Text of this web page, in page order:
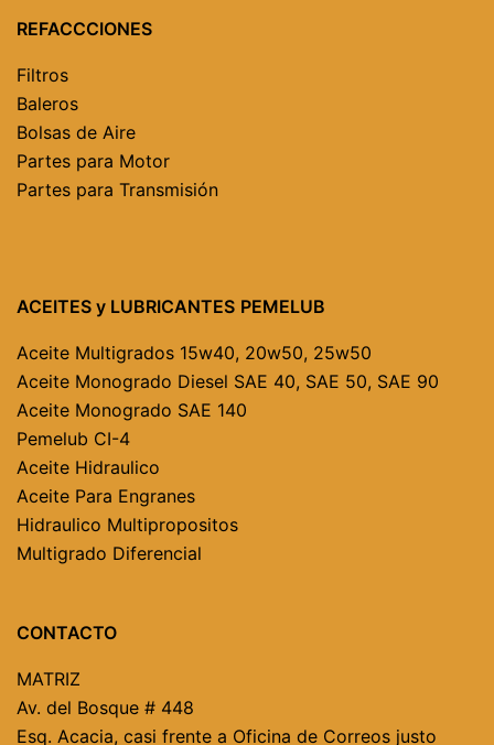
REFACCCIONES
Filtros
Baleros
Bolsas de Aire
Partes para Motor
Partes para Transmisión
ACEITES y LUBRICANTES PEMELUB
Aceite Multigrados 15w40, 20w50, 25w50
Aceite Monogrado Diesel SAE 40, SAE 50, SAE 90
Aceite Monogrado SAE 140
Pemelub CI-4
Aceite Hidraulico
Aceite Para Engranes
Hidraulico Multipropositos
Multigrado Diferencial
CONTACTO
MATRIZ
Av. del Bosque # 448
Esq. Acacia, casi frente a Oficina de Correos justo